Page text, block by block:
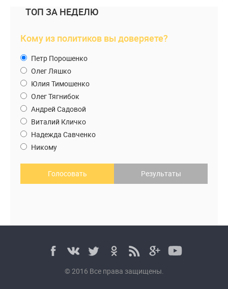
ТОП ЗА НЕДЕЛЮ
Кому из политиков вы доверяете?
Петр Порошенко
Олег Ляшко
Юлия Тимошенко
Олег Тягнибок
Андрей Садовой
Виталий Кличко
Надежда Савченко
Никому
Голосовать Результаты
© 2016 Все права защищены.